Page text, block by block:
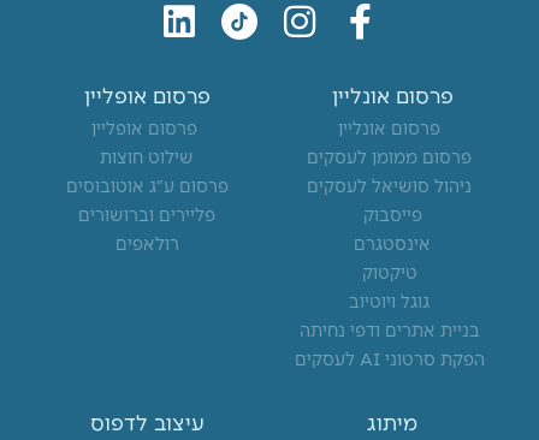
F
a
c
e
b
o
o
-
f
I
L
n
k
e
d
i
פרסום אונליין
פרסום אונליין
פרסום ממומן לעסקים
ניהול סושיאל לעסקים
פייסבוק
אינסטגרם
טיקטוק
גוגל ויוטיוב
בניית אתרים ודפי נחיתה
הפקת סרטוני AI לעסקים
פרסום אופליין
פרסום אופליין
שילוט חוצות
פרסום ע"ג אוטובוסים
פליירים וברושורים
רולאפים
מיתוג עיצוב לדפוס